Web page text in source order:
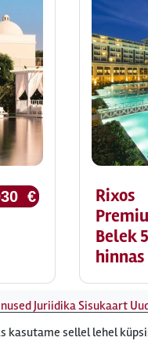
€
Rixos
Belek
hinnas
JuriidikaSisukaart
Roosikrantsi 8B
kasutame sellel lehel